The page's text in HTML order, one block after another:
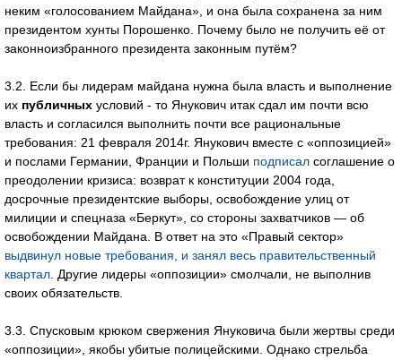
неким «голосованием Майдана», и она была сохранена за ним
президентом хунты Порошенко. Почему было не получить её от
законноизбранного президента законным путём?
3.2. Если бы лидерам майдана нужна была власть и выполнение
их публичных условий - то Янукович итак сдал им почти всю
власть и согласился выполнить почти все рациональные
требования: 21 февраля 2014г. Янукович вместе с «оппозицией»
и послами Германии, Франции и Польши подписал соглашение о
преодолении кризиса: возврат к конституции 2004 года,
досрочные президентские выборы, освобождение улиц от
милиции и спецназа «Беркут», со стороны захватчиков — об
освобождении Майдана. В ответ на это «Правый сектор»
выдвинул новые требования, и занял весь правительственный
квартал . Другие лидеры «оппозиции» смолчали, не выполнив
своих обязательств.
3.3. Спусковым крюком свержения Януковича были жертвы среди
«оппозиции», якобы убитые полицейскими. Однако стрельба